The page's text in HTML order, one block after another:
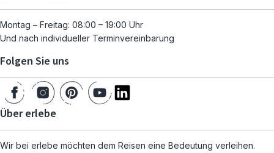
Montag – Freitag: 08:00 – 19:00 Uhr
Und nach individueller Terminvereinbarung
Folgen Sie uns
Über erlebe
Wir bei erlebe möchten dem Reisen eine Bedeutung verleihen.